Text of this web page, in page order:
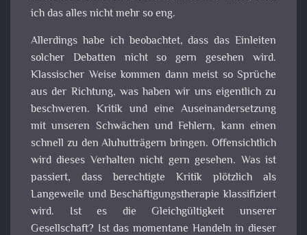
ich das alles nicht mehr so eng.
Allerdings habe ich beobachtet, dass das Einleiten
solcher Debatten nicht so gern gesehen wird.
Klassischer Weise kommen dann meist so Sprüche
aus der Richtung, was haben wir uns eigentlich zu
beschweren. Kritik und eine Auseinandersetzung
mit unseren Schwächen und Fehlern, kann einen
schnell zu den Aluhutträgern bringen. Offensichtlich
wird dieses Verhalten nicht gern gesehen. Was ist
passiert, dass berechtigte Kritik plötzlich als
Langeweile und Beschäftigungstherapie klassifiziert
wird. Ist es die Gleichgültigkeit unserer
Gesellschaft? Ist das momentane Handeln in dieser